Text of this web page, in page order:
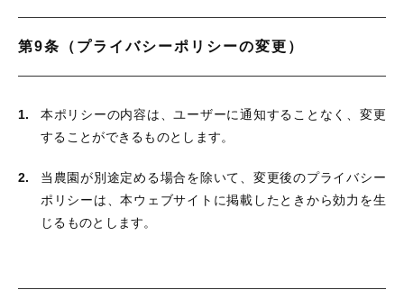
第9条（プライバシーポリシーの変更）
本ポリシーの内容は、ユーザーに通知することなく、変更
することができるものとします。
当農園が別途定める場合を除いて、変更後のプライバシー
ポリシーは、本ウェブサイトに掲載したときから効力を生
じるものとします。